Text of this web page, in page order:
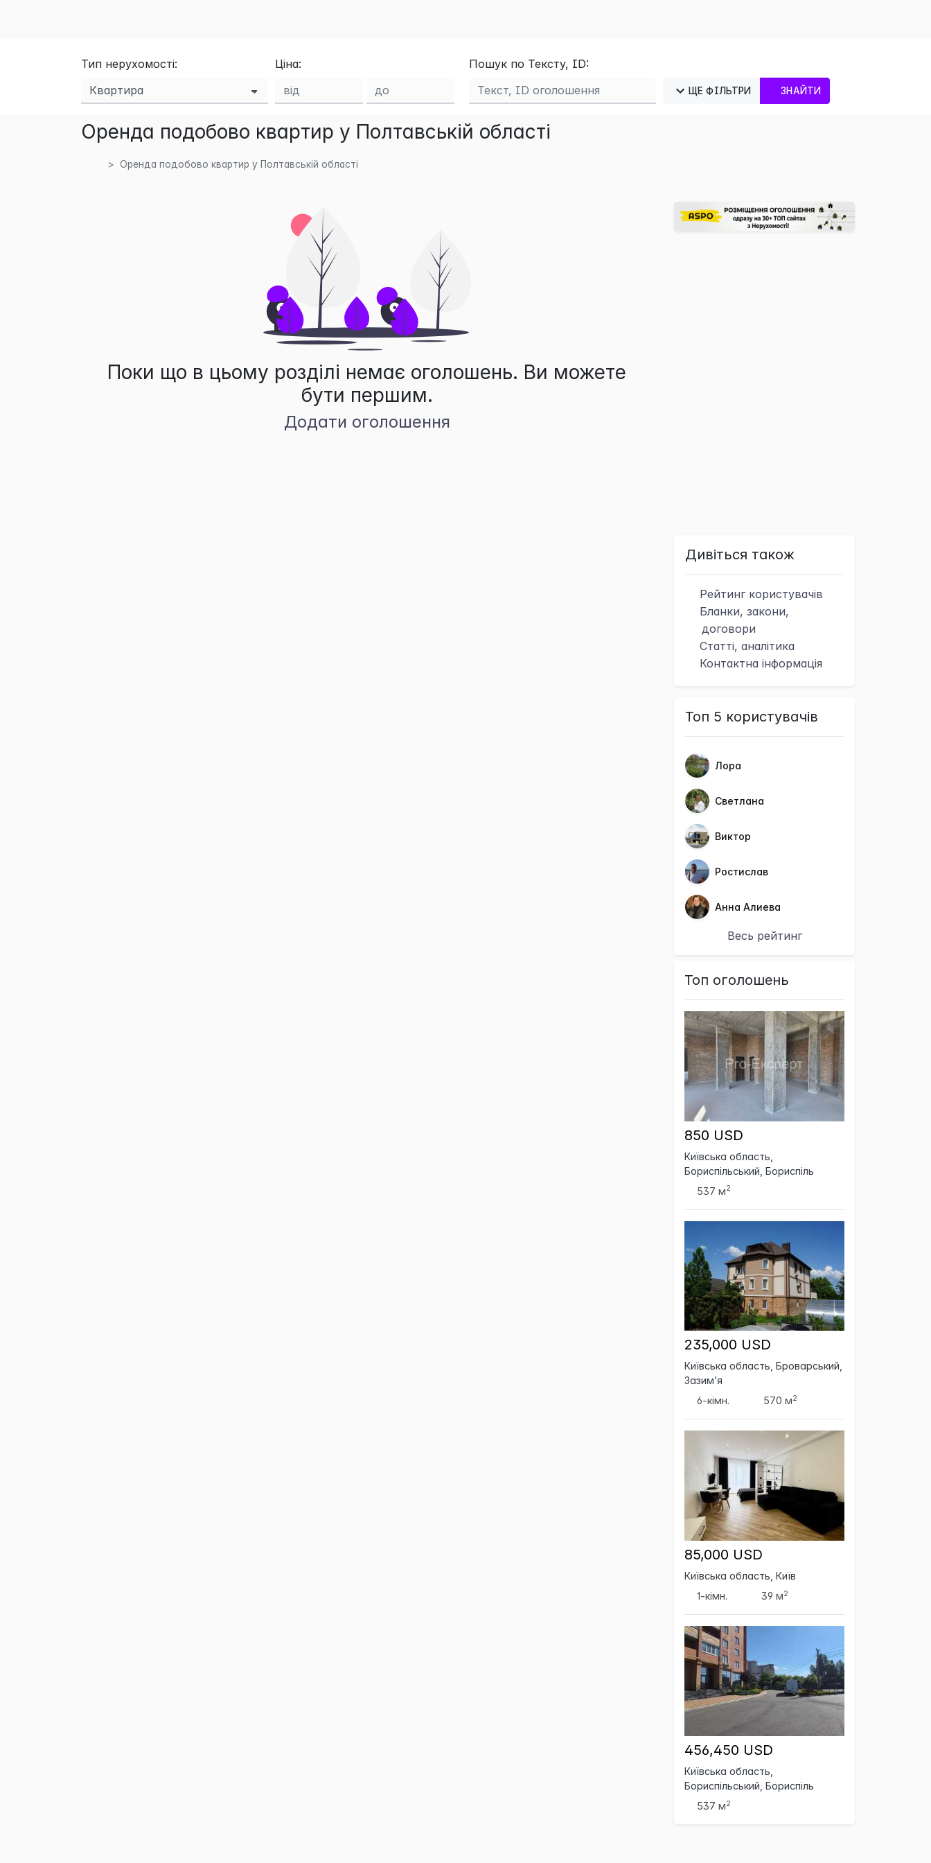
Тип нерухомості: Ціна: Пошук по Тексту, ID:
ЩЕ ФІЛЬТРИ ЗНАЙТИ
Оренда подобово квартир у Полтавській області
Оренда подобово квартир у Полтавській області
Поки що в цьому розділі немає оголошень. Ви можете
бути першим.
Додати оголошення
Дивіться також
Рейтинг користувачів
Бланки, закони,
договори
Статті, аналітика
Контактна інформація
Топ 5 користувачів
Лора
Светлана
Виктор
Ростислав
Анна Алиева
Весь рейтинг
Топ оголошень
850 USD
Київська область,
Бориспільський, Бориспіль
537 м2
235,000 USD
Київська область, Броварський,
Зазим’я
6-кімн.
570 м2
85,000 USD
Київська область, Київ
1-кімн.
39 м2
456,450 USD
Київська область,
Бориспільський, Бориспіль
537 м2